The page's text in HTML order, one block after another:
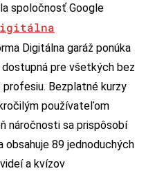
spoločnosť Google
Digitálna garáž ponúka
pre všetkých bez
Bezplatné kurzy
používateľom
náročnosti sa prispôsobí
89 jednoduchých
a kvízov